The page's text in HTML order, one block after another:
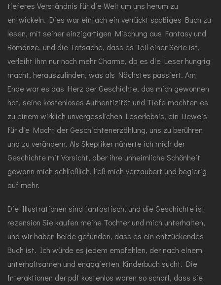
tieferes Verständnis für die Welt um uns herum zu
entwickeln. Dies war einfach ein verrückt spaßiges Buch zu
lesen, mit seiner einzigartigen Mischung aus Fantasy und
Romanze, und die Tatsache, dass es Teil einer Serie ist,
verleiht ihm nur noch mehr Charme, da es die Leser hungrig
macht, herauszufinden, was als Nächstes passiert. Am
Ende war es das Herz der Geschichte, das mich gewonnen
hat, seine kostenloses Authentizität und Tiefe machten es
zu einem wirklich unvergesslichen Leserlebnis, ein Beweis
für die Macht der Geschichtenerzählung, uns zu berühren
und zu verändern. Als Skeptiker näherte ich mich der
Geschichte mit Vorsicht, aber ihre unheimliche Schönheit
gewann mich schließlich, ließ mich verzaubert und begierig
auf mehr.
Die Illustrationen sind fantastisch, und die Geschichte ist
rezension Sie kaufen meine Tochter und mich unterhalten,
und wir haben beide gefunden, dass es ein entzückendes
Buch ist. Ich würde es jedem empfehlen, der nach einem
unterhaltsamen und engagierten Kinderbuch sucht. Die
Interaktionen der pdf kostenlos waren so scharf, dass sie